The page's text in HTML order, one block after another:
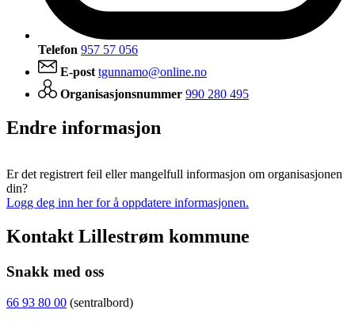
Telefon 957 57 056
E-post tgunnamo@online.no
Organisasjonsnummer 990 280 495
Endre informasjon
Er det registrert feil eller mangelfull informasjon om organisasjonen
din?
Logg deg inn her for å oppdatere informasjonen.
Kontakt Lillestrøm kommune
Snakk med oss
66 93 80 00 (sentralbord)